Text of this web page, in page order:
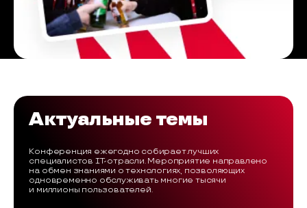
Актуальные темы
Конференция ежегодно собирает лучших
специалистов IT-отрасли. Мероприятие направлено
на обмен знаниями о технологиях, позволяющих
одновременно обслуживать многие тысячи
и миллионы пользователей.